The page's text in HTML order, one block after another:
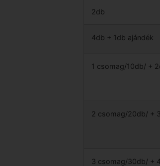
2db
4db + 1db ajándék
1 csomag/10db/ +
2 csomag/20db/ +
3 csomag/30db/ +